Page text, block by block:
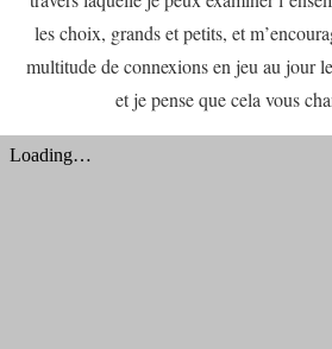
les choix, grands et petits, et
multitude de connexions en jeu au jour
et je pense que cela vous